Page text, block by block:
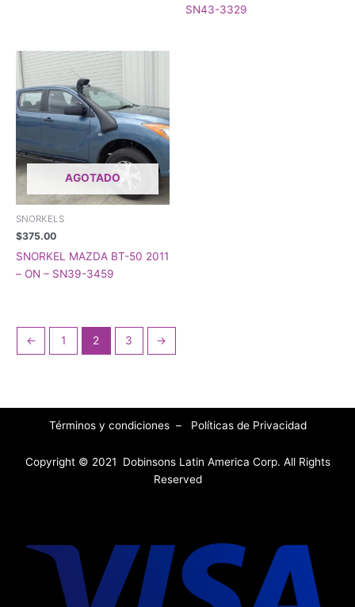
SN43-3329
AGOTADO
SNORKELS
$375.00
SNORKEL MAZDA BT-50 2011
– ON – SN39-3459
← 1 2 3 →
Términos y condiciones – Políticas de Privacidad
Copyright © 2021 Dobinsons Latin America Corp. All Rights
Reserved